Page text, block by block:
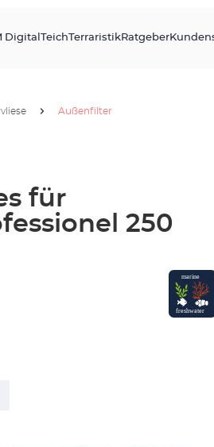
Digital TeichTerraristikRatgeber
Außenfilter
für
250